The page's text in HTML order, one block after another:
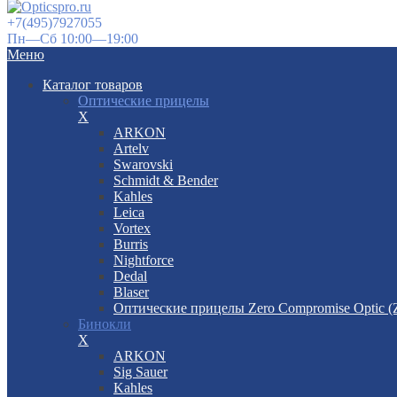
+7(495)7927055
Пн—Сб 10:00—19:00
Меню
Каталог товаров
Оптические прицелы
X
ARKON
Artelv
Swarovski
Schmidt & Bender
Kahles
Leica
Vortex
Burris
Nightforce
Dedal
Blaser
Оптические прицелы Zero Compromise Optic
Бинокли
X
ARKON
Sig Sauer
Kahles